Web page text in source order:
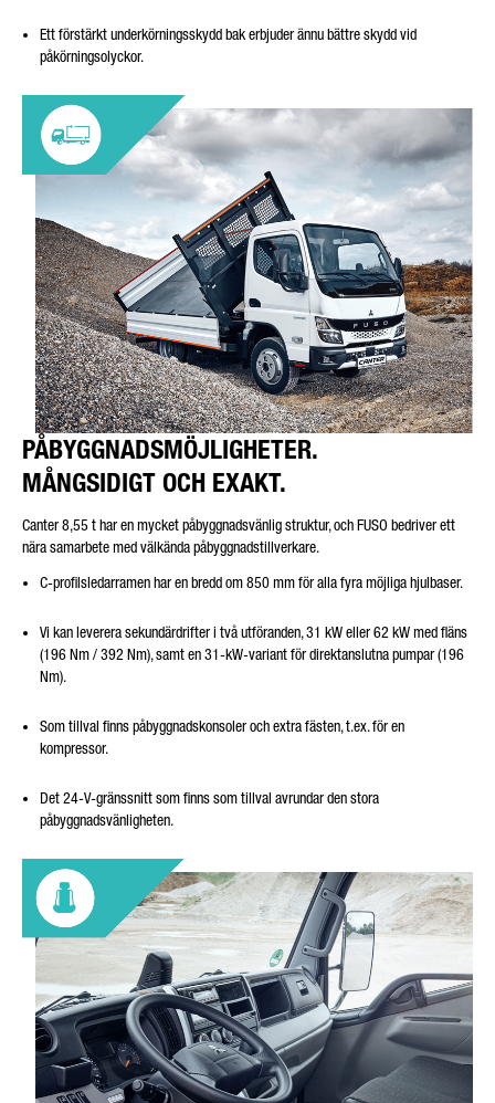
Ett förstärkt underkörningsskydd bak erbjuder ännu bättre skydd vid
påkörningsolyckor.
PÅBYGGNADSMÖJLIGHETER.
MÅNGSIDIGT OCH EXAKT.
Canter 8,55 t har en mycket påbyggnadsvänlig struktur, och FUSO bedriver ett
nära samarbete med välkända påbyggnadstillverkare.
C-profilsledarramen har en bredd om 850 mm för alla fyra möjliga hjulbaser.
Vi kan leverera sekundärdrifter i två utföranden, 31 kW eller 62 kW med fläns
(196 Nm / 392 Nm), samt en 31-kW-variant för direktanslutna pumpar (196
Nm).
Som tillval finns påbyggnadskonsoler och extra fästen, t.ex. för en
kompressor.
Det 24-V-gränssnitt som finns som tillval avrundar den stora
påbyggnadsvänligheten.